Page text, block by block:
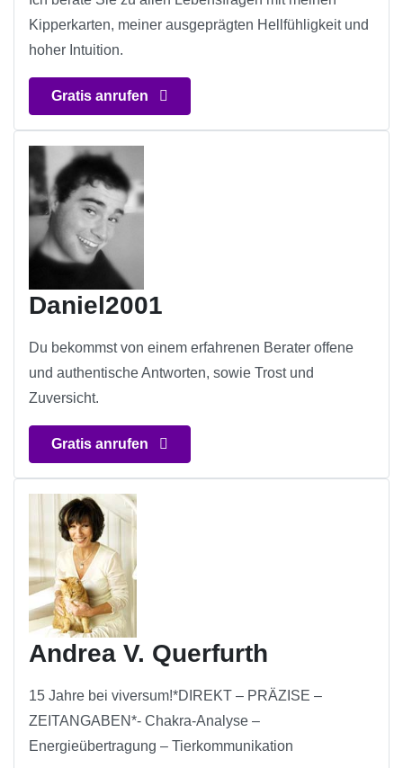
Kipperkarten, meiner ausgeprägten Hellfühligkeit und
hoher Intuition.
Gratis anrufen
Daniel2001
Du bekommst von einem erfahrenen Berater offene
und authentische Antworten, sowie Trost und
Zuversicht.
Gratis anrufen
Andrea V. Querfurth
15 Jahre bei viversum!*DIREKT – PRÄZISE –
ZEITANGABEN*- Chakra-Analyse –
Energieübertragung – Tierkommunikation